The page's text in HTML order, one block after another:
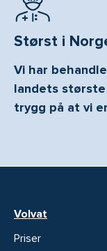
Størst i
Vi har
landets
trygg på at vi
Volvat
Priser